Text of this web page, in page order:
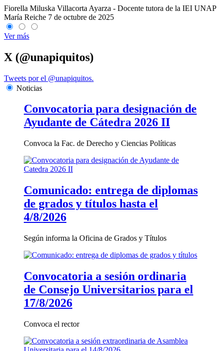
Fiorella Miluska Villacorta Ayarza - Docente tutora de la IEI UNAP
María Reiche 7 de octubre de 2025
Ver más
X (@unapiquitos)
Tweets por el @unapiquitos.
Noticias
Convocatoria para designación de
Ayudante de Cátedra 2026 II
Convoca la Fac. de Derecho y Ciencias Políticas
Comunicado: entrega de diplomas
de grados y títulos hasta el
4/8/2026
Según informa la Oficina de Grados y Títulos
Convocatoria a sesión ordinaria
de Consejo Universitarios para el
17/8/2026
Convoca el rector